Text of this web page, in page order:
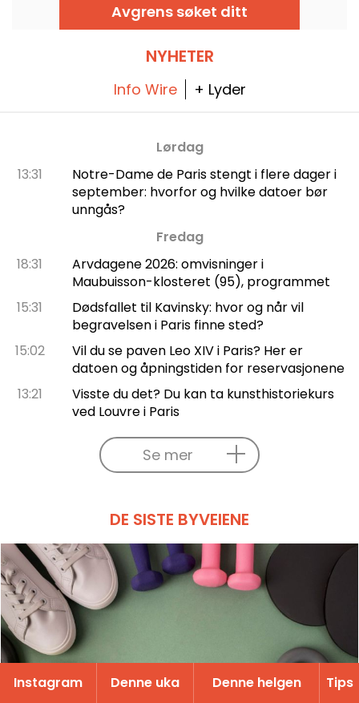
Avgrens søket ditt
NYHETER
Info Wire + Lyder
Lørdag
13:31
Notre-Dame de Paris stengt i flere dager i
september: hvorfor og hvilke datoer bør
unngås?
Fredag
18:31
Arvdagene 2026: omvisninger i
Maubuisson-klosteret (95), programmet
15:31
Dødsfallet til Kavinsky: hvor og når vil
begravelsen i Paris finne sted?
15:02
Vil du se paven Leo XIV i Paris? Her er
datoen og åpningstiden for reservasjonene
13:21
Visste du det? Du kan ta kunsthistoriekurs
ved Louvre i Paris
Se mer
DE SISTE BYVEIENE
Instagram Denne uka Denne helgen Tips